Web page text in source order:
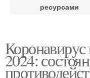
ресурсами
отношениями
Коронавирус
2024: